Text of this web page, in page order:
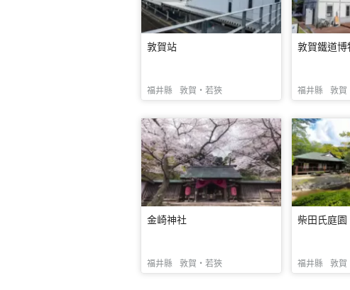
敦賀站
福井縣 敦賀・若狹
敦賀鐵道博
福井縣 敦賀
金崎神社
福井縣 敦賀・若狹
柴田氏庭園
福井縣 敦賀